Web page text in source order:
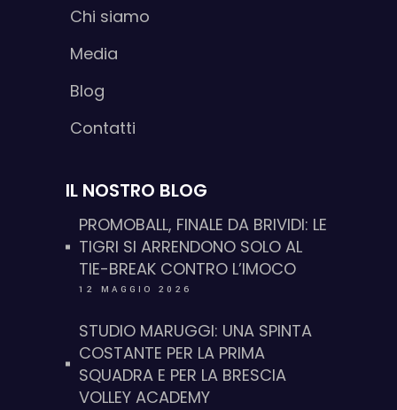
Chi siamo
Media
Blog
Contatti
IL NOSTRO BLOG
PROMOBALL, FINALE DA BRIVIDI: LE
TIGRI SI ARRENDONO SOLO AL
TIE-BREAK CONTRO L’IMOCO
12 MAGGIO 2026
STUDIO MARUGGI: UNA SPINTA
COSTANTE PER LA PRIMA
SQUADRA E PER LA BRESCIA
VOLLEY ACADEMY